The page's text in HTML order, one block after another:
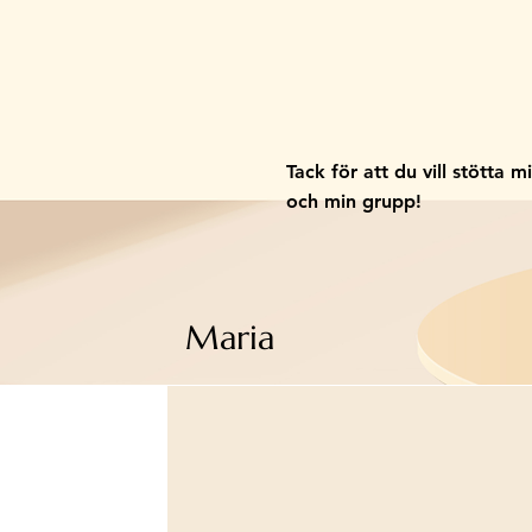
Tack för att du vill stötta
och min grupp!
Maria